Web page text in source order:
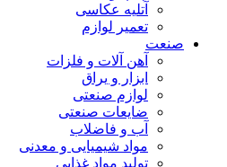
آتلیه عکاسی
تعمیر لوازم
صنعت
آهن آلات و فلزات
ابزار و یراق
لوازم صنعتی
ضایعات صنعتی
آب و فاضلاب
مواد شیمیایی و معدنی
تولید مواد غذایی